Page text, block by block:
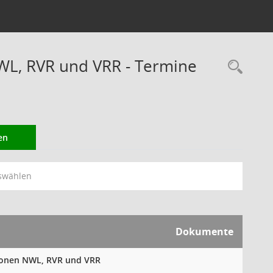
RVR und VRR - Termine
Dokumente
NWL, RVR und VRR